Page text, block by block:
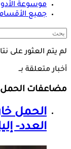
موسوعة
جميع
لم يتم العثور على
أخبار متعلقة بــ
مضاعفات الحمل
الحمل
العدد-